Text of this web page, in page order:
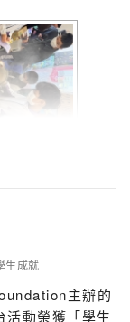
生成就
主辦的
活動榮獲「學生